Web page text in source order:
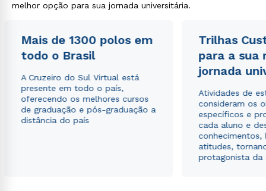
melhor opção para sua jornada universitária.
Mais de 1300 polos em
todo o Brasil
A Cruzeiro do Sul Virtual está
presente em todo o país,
oferecendo os melhores cursos
de graduação e pós-graduação a
distância do país
Trilhas
para a sua
jornada
Atividades de
consideram os
específicos e
cada aluno e
conhecimentos,
atitudes,
protagonista da
Estou de acordo com a Política de Privacidade.e
autorizo que meus dados sejam utilizados para o
envio de conteúdos da Cruzeiro do Sul.